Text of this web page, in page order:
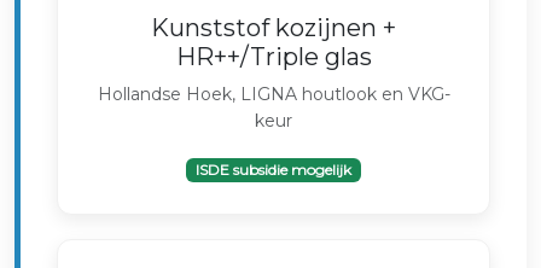
Kunststof kozijnen +
HR++/Triple glas
Hollandse Hoek, LIGNA houtlook en VKG-
keur
ISDE subsidie mogelijk